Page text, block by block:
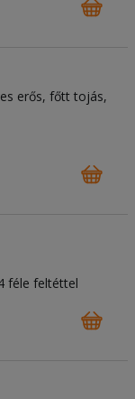
erős főtt tojás
féle feltéttel